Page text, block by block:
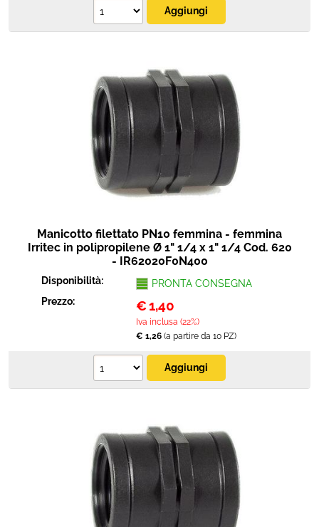
Manicotto filettato PN10 femmina - femmina
Irritec in polipropilene Ø 1" 1/4 x 1" 1/4 Cod. 620
- IR62020F0N400
Disponibilità:
PRONTA CONSEGNA
Prezzo:
€1,40
Iva inclusa (22%)
€ 1,26(a partire da 10 PZ)